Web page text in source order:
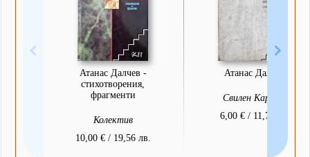
Атанас Далчев -
стихотворения,
фрагменти
Колектив
10,00 € / 19,56 лв.
Атанас Далчев
Свилен Каролев
6,00 € / 11,73 лв.